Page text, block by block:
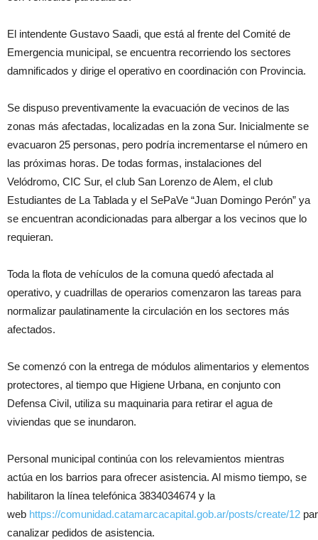
El intendente Gustavo Saadi, que está al frente del Comité de
Emergencia municipal, se encuentra recorriendo los sectores
damnificados y dirige el operativo en coordinación con Provincia.
Se dispuso preventivamente la evacuación de vecinos de las
zonas más afectadas, localizadas en la zona Sur. Inicialmente se
evacuaron 25 personas, pero podría incrementarse el número en
las próximas horas. De todas formas, instalaciones del
Velódromo, CIC Sur, el club San Lorenzo de Alem, el club
Estudiantes de La Tablada y el SePaVe “Juan Domingo Perón” ya
se encuentran acondicionadas para albergar a los vecinos que lo
requieran.
Toda la flota de vehículos de la comuna quedó afectada al
operativo, y cuadrillas de operarios comenzaron las tareas para
normalizar paulatinamente la circulación en los sectores más
afectados.
Se comenzó con la entrega de módulos alimentarios y elementos
protectores, al tiempo que Higiene Urbana, en conjunto con
Defensa Civil, utiliza su maquinaria para retirar el agua de
viviendas que se inundaron.
Personal municipal continúa con los relevamientos mientras
actúa en los barrios para ofrecer asistencia. Al mismo tiempo, se
habilitaron la línea telefónica 3834034674 y la
web https://comunidad.catamarcacapital.gob.ar/posts/create/12
canalizar pedidos de asistencia.